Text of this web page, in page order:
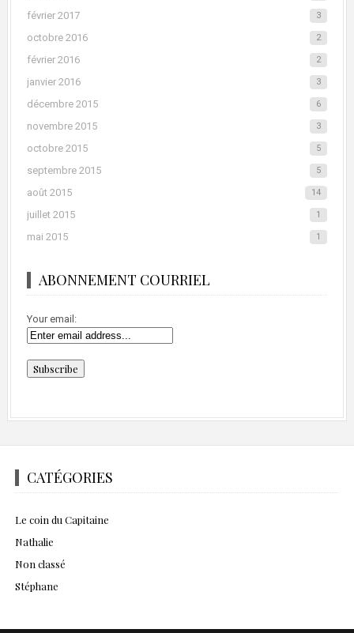
février 2017 3
octobre 2016 2
février 2016 2
janvier 2016 3
décembre 2015 6
novembre 2015 3
octobre 2015 5
septembre 2015 5
août 2015 14
juillet 2015 1
mai 2015 1
ABONNEMENT COURRIEL
Your email:
CATÉGORIES
Le coin du Capitaine
Nathalie
Non classé
Stéphane